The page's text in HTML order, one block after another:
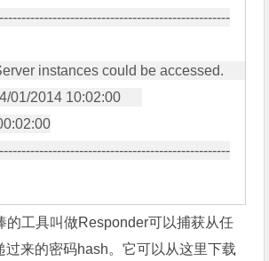
instances could be accessed.
01/2014 10:02:00
的工具叫做Responder可以捕获从任
过来的密码hash。它可以从这里下载